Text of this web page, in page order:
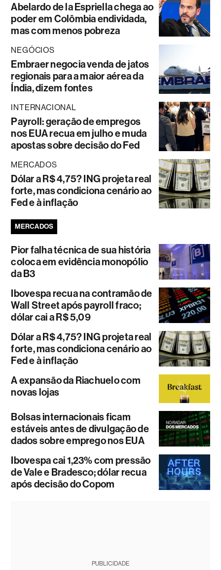
Abelardo de la Espriella chega ao
poder em Colômbia endividada,
mas com menos pobreza
NEGÓCIOS
Embraer negocia venda de jatos
regionais para a maior aérea da
Índia, dizem fontes
INTERNACIONAL
Payroll: geração de empregos
nos EUA recua em julho e muda
apostas sobre decisão do Fed
MERCADOS
Dólar a R$ 4,75? ING projeta real
forte, mas condiciona cenário ao
Fed e à inflação
MERCADOS
Pior falha técnica de sua história
coloca em evidência monopólio
da B3
Ibovespa recua na contramão de
Wall Street após payroll fraco;
dólar cai a R$ 5,09
Dólar a R$ 4,75? ING projeta real
forte, mas condiciona cenário ao
Fed e à inflação
A expansão da Riachuelo com
novas lojas
Bolsas internacionais ficam
estáveis antes de divulgação de
dados sobre emprego nos EUA
Ibovespa cai 1,23% com pressão
de Vale e Bradesco; dólar recua
após decisão do Copom
PUBLICIDADE